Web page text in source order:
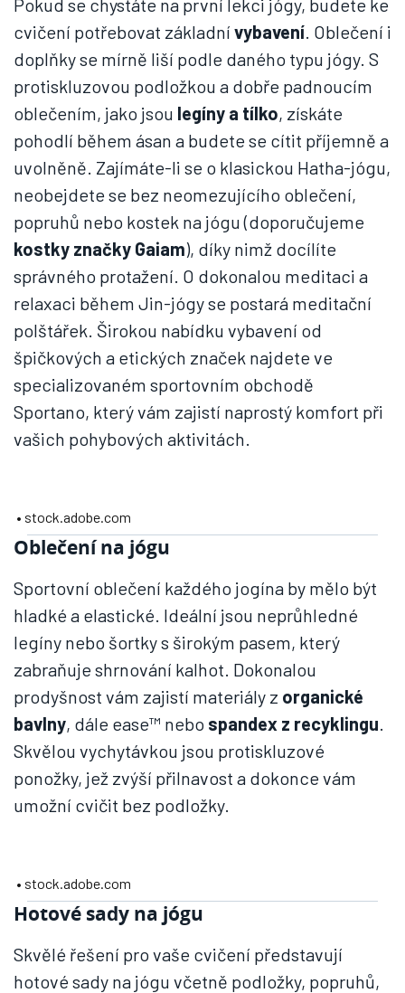
Pokud se chystáte na první lekci jógy, budete ke
cvičení potřebovat základní vybavení. Oblečení i
doplňky se mírně liší podle daného typu jógy. S
protiskluzovou podložkou a dobře padnoucím
oblečením, jako jsou legíny a tílko, získáte
pohodlí během ásan a budete se cítit příjemně a
uvolněně. Zajímáte-li se o klasickou Hatha-jógu,
neobejdete se bez neomezujícího oblečení,
popruhů nebo kostek na jógu (doporučujeme
kostky značky Gaiam), díky nimž docílíte
správného protažení. O dokonalou meditaci a
relaxaci během Jin-jógy se postará meditační
polštářek. Širokou nabídku vybavení od
špičkových a etických značek najdete ve
specializovaném sportovním obchodě
Sportano, který vám zajistí naprostý komfort při
vašich pohybových aktivitách.
• stock.adobe.com
Oblečení na jógu
Sportovní oblečení každého jogína by mělo být
hladké a elastické. Ideální jsou neprůhledné
legíny nebo šortky s širokým pasem, který
zabraňuje shrnování kalhot. Dokonalou
prodyšnost vám zajistí materiály z organické
bavlny, dále ease™ nebo spandex z recyklingu.
Skvělou vychytávkou jsou protiskluzové
ponožky, jež zvýší přilnavost a dokonce vám
umožní cvičit bez podložky.
• stock.adobe.com
Hotové sady na jógu
Skvělé řešení pro vaše cvičení představují
hotové sady na jógu včetně podložky, popruhů,